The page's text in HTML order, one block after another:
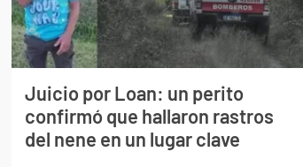
Juicio por Loan: un perito
confirmó que hallaron rastros
del nene en un lugar clave